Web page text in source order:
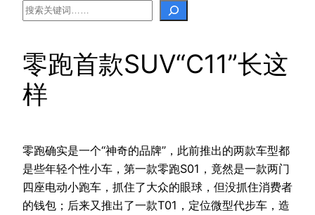
Search
零跑首款SUV“C11”长这
样
零跑确实是一个“神奇的品牌”，此前推出的两款车型都
是些年轻个性小车，第一款零跑S01，竟然是一款两门
四座电动小跑车，抓住了大众的眼球，但没抓住消费者
的钱包；后来又推出了一款T01，定位微型代步车，造